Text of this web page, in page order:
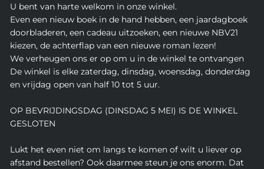
U bent van harte welkom in onze winkel.
Even een nieuw boek in de hand hebben, een jaardagboek
doorbladeren, een cadeau uitzoeken, een nieuwe NBV21
kiezen, de achterflap van een nieuwe roman lezen!
We verheugen ons er op om u in de winkel te ontvangen
De winkel is elke zaterdag, dinsdag, woensdag, donderdag
en vrijdag open van half 10 tot 5 uur.
OP BEVRIJDINGSDAG (DINSDAG 5 MEI) IS DE WINKEL
GESLOTEN
Lukt het even niet om langs te komen of wilt u liever op
afstand bestellen? Ook daarmee steun je ons enorm. Dat